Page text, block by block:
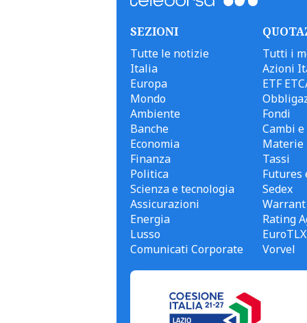
SEZIONI
Tutte le notizie
Italia
Europa
Mondo
Ambiente
Banche
Economia
Finanza
Politica
Scienza e tecnologia
Assicurazioni
Energia
Lusso
Comunicati Corporate
Tutti i
Azioni
ETF
Fondi
Cambi
Materie
Tassi
Futures
Sedex
Warrant
Rating
EuroTLX
Vorvel